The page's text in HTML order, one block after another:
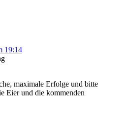
19:14
maximale Erfolge und bitte
Eier und die kommenden